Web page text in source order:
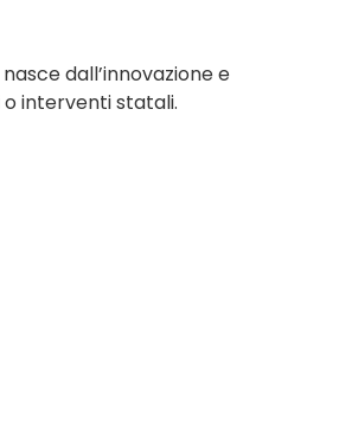
dall’innovazione e
interventi statali.